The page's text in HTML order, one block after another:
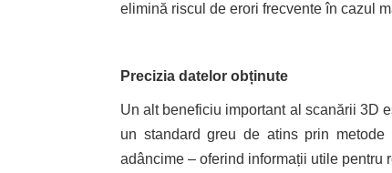
elimină riscul de erori frecvente în cazul
Precizia datelor obținute
Un alt beneficiu important al scanării 3D
un standard greu de atins prin
adâncime – oferind informații utile pentru